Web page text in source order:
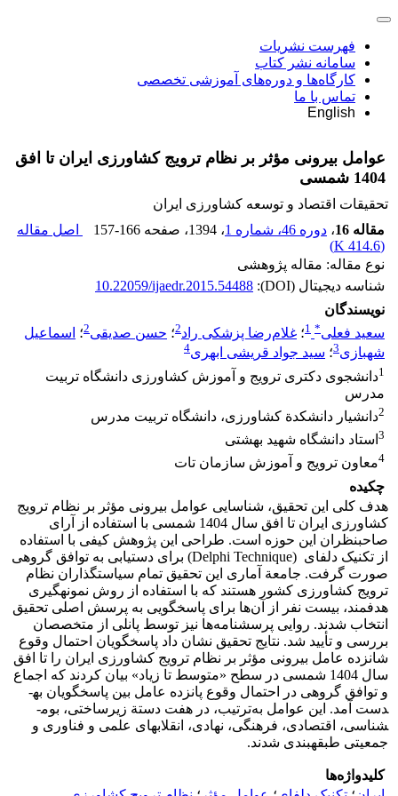
فهرست نشریات
سامانه نشر کتاب
کارگاه‌ها و دوره‌های آموزشی تخصصی
تماس با ما
English
عوامل بیرونی مؤثر بر نظام ترویج کشاورزی ایران تا افق
1404 شمسی
تحقیقات اقتصاد و توسعه کشاورزی ایران
مقاله 16
، دوره 46، شماره 1 ، 1394 ، صفحه 157-166
اصل مقاله
(
414.6 K
)
نوع مقاله: مقاله پژوهشی
شناسه دیجیتال (DOI):
10.22059/ijaedr.2015.54488
نویسندگان
سعید فعلی*
1؛ غلام‌رضا پزشکی راد2؛ حسن صدیقی2؛ اسماعیل
شهبازی3؛ سید جواد قریشی ابهری4
1دانشجوی دکتری ترویج و آموزش کشاورزی دانشگاه تربیت
مدرس
2دانشیار دانشکدة کشاورزی، دانشگاه تربیت مدرس
3 استاد دانشگاه شهید بهشتی
4معاون ترویج و آموزش سازمان تات
چکیده
هدف کلی این تحقیق، شناسایی عوامل بیرونی مؤثر بر نظام ترویج
کشاورزی ایران تا افق سال 1404 شمسی با استفاده از آرای
صاحب­نظران این حوزه است. طراحی این پژوهش کیفی با استفاده
از تکنیک دلفای (Delphi Technique) برای دستیابی به توافق گروهی
صورت گرفت. جامعة آماری این تحقیق تمام سیاستگذاران نظام
ترویج کشاورزی کشور هستند که با استفاده از روش نمونه­گیری
هدفمند، بیست نفر از آن‌ها برای پاسخگویی به پرسش اصلی تحقیق
انتخاب شدند. روایی پرسشنامه‌ها نیز توسط پانلی از متخصصان
بررسی و تأیید شد. نتایج تحقیق نشان داد پاسخگویان احتمال وقوع
شانزده عامل بیرونی مؤثر بر نظام ترویج کشاورزی ایران را تا افق
سال 1404 شمسی در سطح «متوسط تا زیاد» بیان کردند که اجماع
و توافق گروهی در احتمال وقوع پانزده عامل بین پاسخگویان به­
دست آمد. این عوامل به‌ترتیب، در هفت دستة زیرساختی، بوم­
شناسی، اقتصادی، فرهنگی، نهادی، انقلاب­های علمی و فناوری و
جمعیتی طبقه­بندی شدند.
کلیدواژه‌ها